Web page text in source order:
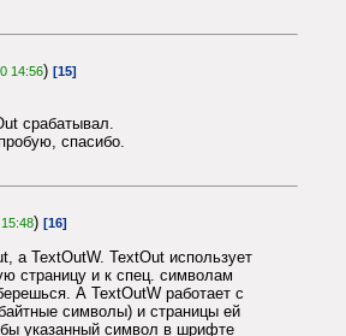
14:56) [15]
срабатывал.
спасибо.
) [16]
а TextOutW. TextOut использует
страницу и к спец. символам
А TextOutW работает с
символы) и страницы ей
указанный символ в шрифте